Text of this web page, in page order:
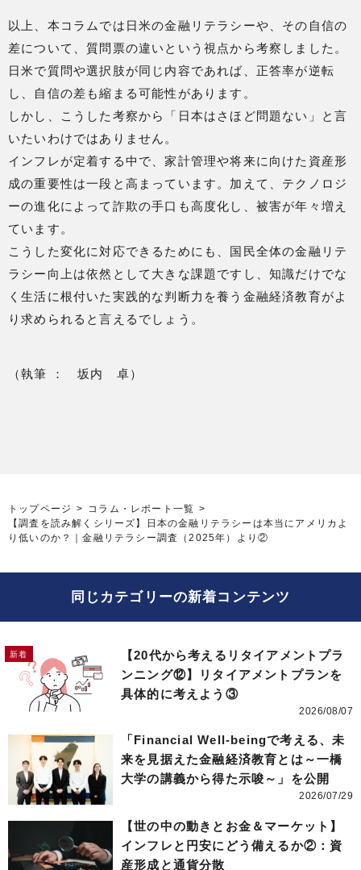
以上、本コラムでは日米の金融リテラシーや、その自信の
差について、質問票の違いという視点から考察しました。
日米で質問や選択肢が同じ内容であれば、正答率が逆転
し、自信の差も縮まる可能性があります。
しかし、こうした考察から「日本はさほど問題ない」と言
いたいわけではありません。
インフレが定着する中で、家計管理や将来に向けた資産形
成の重要性は一段と高まっています。加えて、テクノロジ
ーの進化によって詐欺の手口も高度化し、被害が年々増え
ています。
こうした変化に対応できるためにも、国民全体の金融リテ
ラシー向上は依然として大きな課題ですし、知識だけでな
く生活に根付いた実践的な判断力を養う金融経済教育がよ
り求められると言えるでしょう。
（執筆 ： 坂内 卓）
トップページ
コラム・レポート一覧
【調査を読み解くシリーズ】日本の金融リテラシーは本当にアメリカよ
り低いのか？｜金融リテラシー調査（2025年）より②
同じカテゴリーの新着コンテンツ
【20代から考えるリタイアメントプラ
ンニング⑫】リタイアメントプランを
具体的に考えよう③
2026/08/07
「Financial Well-beingで考える、未
来を見据えた金融経済教育とは～一橋
大学の講義から得た示唆～」を公開
2026/07/29
【世の中の動きとお金＆マーケット】
インフレと円安にどう備えるか②：資
産形成と通貨分散